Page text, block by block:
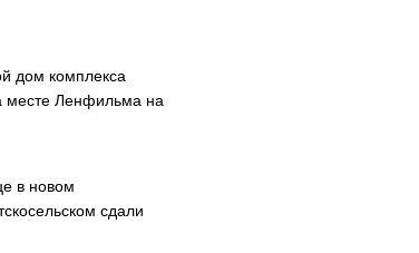
дом комплекса
месте Ленфильма на
в новом
сдали